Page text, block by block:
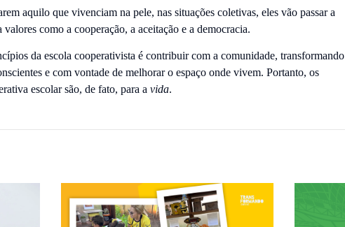
aquilo que vivenciam na pele, nas situações coletivas, eles vão passar a
valores como a cooperação, a aceitação e a democracia.
da escola cooperativista é contribuir com a comunidade, transformando
e com vontade de melhorar o espaço onde vivem. Portanto, os
escolar são, de fato, para a vida.